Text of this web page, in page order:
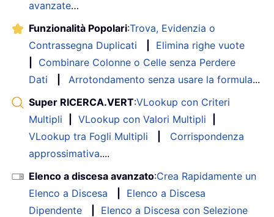
avanzate…
Funzionalità Popolari:Trova, Evidenzia o
Contrassegna Duplicati
Elimina righe vuote
Combinare Colonne o Celle senza Perdere
Dati
Arrotondamento senza usare la formula...
Super RICERCA.VERT:VLookup con Criteri
Multipli
VLookup con Valori Multipli
VLookup tra Fogli Multipli
Corrispondenza
approssimativa....
Elenco a discesa avanzato:Crea Rapidamente un
Elenco a Discesa
Elenco a Discesa
Dipendente
Elenco a Discesa con Selezione